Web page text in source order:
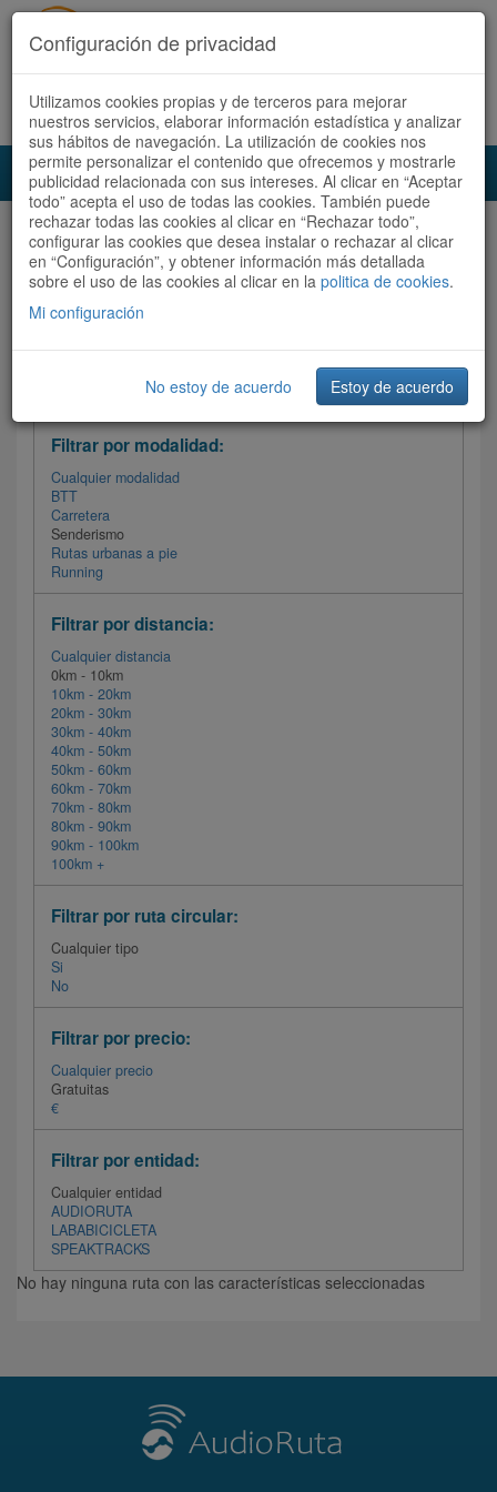
Acceder Registrate ahora Español | Català
Audioruta Todas las rutas
Todas las rutas Ordenar por:Más recientes
Filtrar las rutas
Filtrar por modalidad:
Cualquier modalidad
BTT
Carretera
Senderismo
Rutas urbanas a pie
Running
Filtrar por distancia:
Cualquier distancia
0km - 10km
10km - 20km
20km - 30km
30km - 40km
40km - 50km
50km - 60km
60km - 70km
70km - 80km
80km - 90km
90km - 100km
100km +
Filtrar por ruta circular:
Cualquier tipo
Si
No
Filtrar por precio:
Cualquier precio
Gratuitas
€
Filtrar por entidad:
Cualquier entidad
AUDIORUTA
LABABICICLETA
SPEAKTRACKS
No hay ninguna ruta con las características seleccionadas
Configuración de privacidad
Utilizamos cookies propias y de terceros para mejorar
nuestros servicios, elaborar información estadística y analizar
sus hábitos de navegación. La utilización de cookies nos
permite personalizar el contenido que ofrecemos y mostrarle
publicidad relacionada con sus intereses. Al clicar en “Aceptar
todo” acepta el uso de todas las cookies. También puede
rechazar todas las cookies al clicar en “Rechazar todo”,
configurar las cookies que desea instalar o rechazar al clicar
en “Configuración”, y obtener información más detallada
sobre el uso de las cookies al clicar en la politica de cookies.
Mi configuración
No estoy de acuerdo Estoy de acuerdo